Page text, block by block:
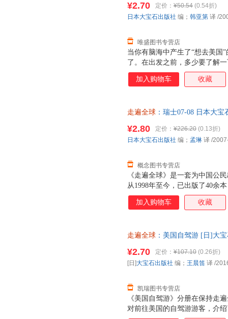
当你有脑海中产生了“想去美国
了。在出发之前，多少要了解
系到旅行质量的好坏。比如，
对对方的习惯风俗了解一点的
方面来认识美国！
¥2.70 定价： ¥50.54 (0.54折)
唯盛图书专营店
日本大宝石出版社 编； 韩亚第 译 /
加入购物车 收藏
走遍全球 ：瑞士07-08 日本大
《走遍全球》是一套为中国公
从1998年至今，已出版了40余
要国家和地区。在不断推出新
册也尽可能在两三年内更新改
¥2.80 定价： ¥226.20 (0.13折)
概念图书专营店
日本大宝石出版社 编； 孟琳 译 /
加入购物车 收藏
走遍全球 ：美国自驾游 [日]大
《美国自驾游》分册在保持走
对前往美国的自驾游游客，介
¥2.70 定价： ¥107.10 (0.26折)
凯瑞图书专营店
[日]大宝石出版社 编； 王晨笛 译 /